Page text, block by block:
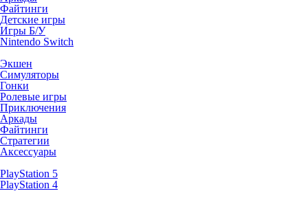
Файтинги
Детские игры
Игры Б/У
Nintendo Switch
Экшен
Симуляторы
Гонки
Ролевые игры
Приключения
Аркады
Файтинги
Стратегии
Аксессуары
PlayStation 5
PlayStation 4